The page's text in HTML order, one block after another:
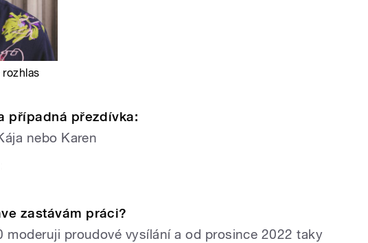
rozhlas
případná přezdívka:
nebo Karen
zastávám práci?
moderuji proudové vysílání a od prosince 2022 taky